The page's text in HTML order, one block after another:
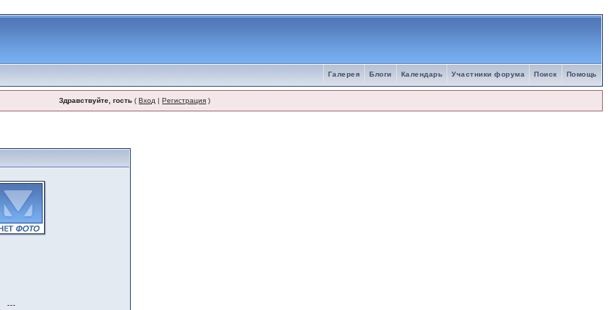
Помощь
Поиск
Участники форума
Календарь
Блоги
Галерея
Здравствуйте, гость (Вход |Регистрация )
---